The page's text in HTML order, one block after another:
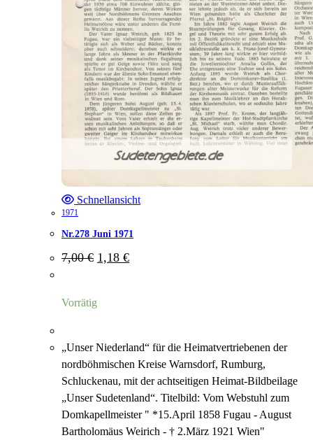
Schnellansicht
1971
Nr.278 Juni 1971
7,00€ Ursprünglicher
Preis
1,18 €Aktueller
Preis
Vorrätig
„Unser Niederland“ für die Heimatvertriebenen der
nordböhmischen Kreise Warnsdorf, Rumburg,
Schluckenau, mit der achtseitigen Heimat-Bildbeilage
„Unser Sudetenland“. Titelbild: Vom Webstuhl zum
Domkapellmeister " *15.April 1858 Fugau - August
Bartholomäus Weirich - † 2.März 1921 Wien"